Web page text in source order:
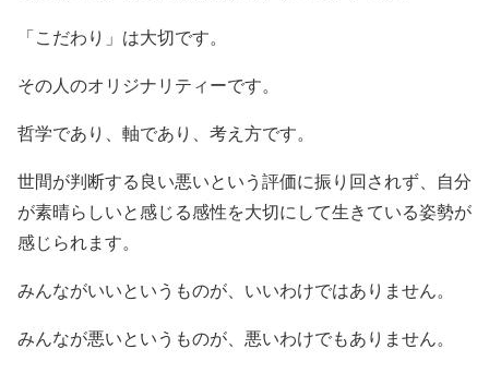
「こだわり」は大切です。
その人のオリジナリティーです。
哲学であり、軸であり、考え方です。
世間が判断する良い悪いという評価に振り回されず、自分
が素晴らしいと感じる感性を大切にして生きている姿勢が
感じられます。
みんながいいというものが、いいわけではありません。
みんなが悪いというものが、悪いわけでもありません。